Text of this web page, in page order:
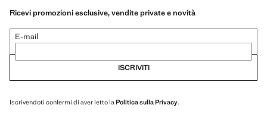
Ricevi promozioni esclusive, vendite private e novità
E-mail
ISCRIVITI
Iscrivendoti confermi di aver letto la Politica sulla Privacy.